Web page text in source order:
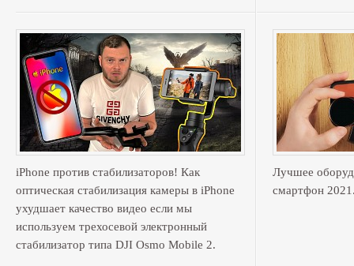
iPhone против стабилизаторов! Как
оптическая стабилизация камеры в iPhone
ухудшает качество видео если мы
используем трехосевой электронный
стабилизатор типа DJI Osmo Mobile 2.
Лучшее
смартфон